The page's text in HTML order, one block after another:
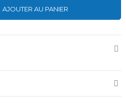
AJOUTER AU PANIER